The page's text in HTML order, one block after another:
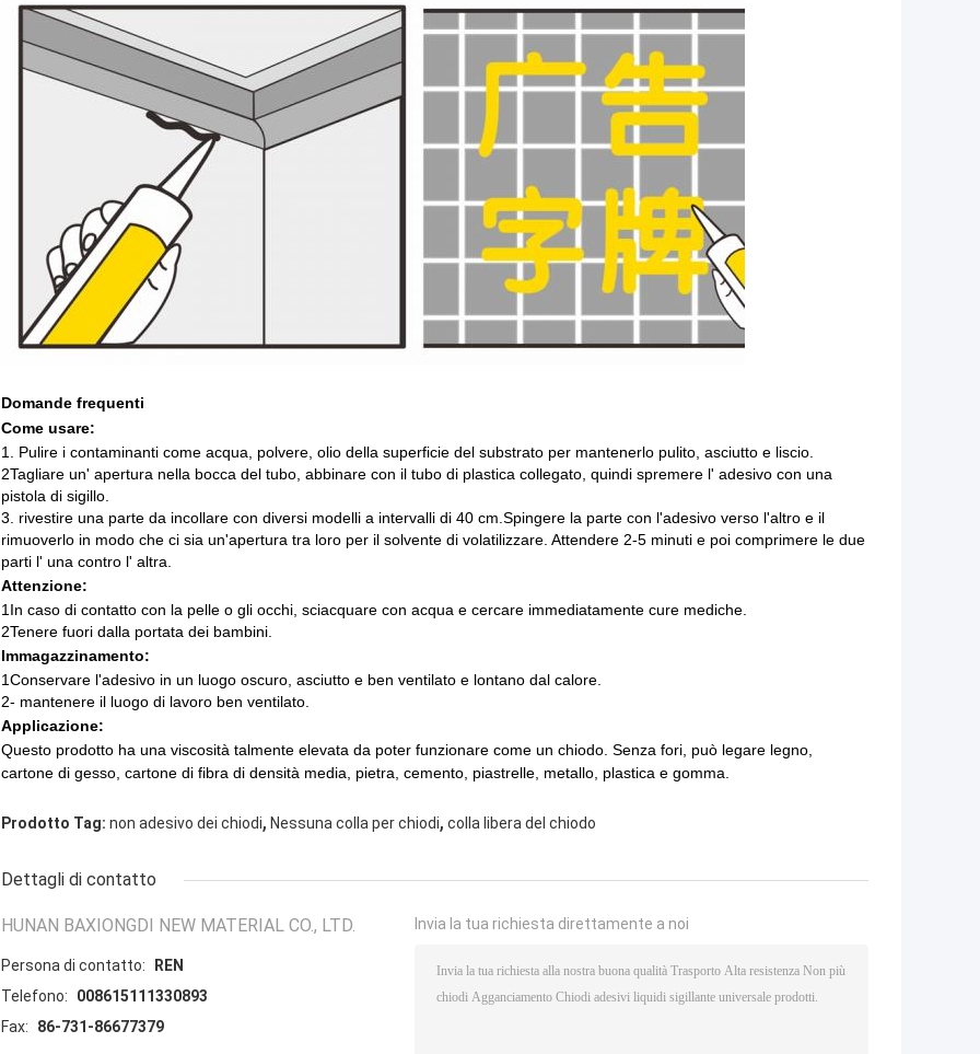
Domande frequenti
Come usare:
1. Pulire i contaminanti come acqua, polvere, olio della superficie del substrato per mantenerlo pulito, asciutto e liscio.
2Tagliare un' apertura nella bocca del tubo, abbinare con il tubo di plastica collegato, quindi spremere l' adesivo con una
pistola di sigillo.
3. rivestire una parte da incollare con diversi modelli a intervalli di 40 cm.Spingere la parte con l'adesivo verso l'altro e il
rimuoverlo in modo che ci sia un'apertura tra loro per il solvente di volatilizzare. Attendere 2-5 minuti e poi comprimere le due
parti l' una contro l' altra.
Attenzione:
1In caso di contatto con la pelle o gli occhi, sciacquare con acqua e cercare immediatamente cure mediche.
2Tenere fuori dalla portata dei bambini.
Immagazzinamento:
1Conservare l'adesivo in un luogo oscuro, asciutto e ben ventilato e lontano dal calore.
2- mantenere il luogo di lavoro ben ventilato.
Applicazione:
Questo prodotto ha una viscosità talmente elevata da poter funzionare come un chiodo. Senza fori, può legare legno,
cartone di gesso, cartone di fibra di densità media, pietra, cemento, piastrelle, metallo, plastica e gomma.
Prodotto Tag: non adesivo dei chiodi, Nessuna colla per chiodi, colla libera del chiodo
Dettagli di contatto
HUNAN BAXIONGDI NEW MATERIAL CO., LTD.
Persona di contatto:
REN
Telefono:
008615111330893
Fax:
86-731-86677379
Invia la tua richiesta direttamente a noi